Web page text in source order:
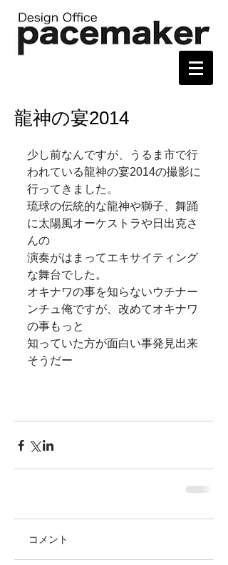
龍神の宴2014
少し前なんですが、うるま市で行
われている龍神の宴2014の撮影に
行ってきました。
琉球の伝統的な龍神や獅子、舞踊
に太陽風オーケストラや日出克さ
んの
演奏がはまってエキサイティング
な舞台でした。
オキナワの事を知らないウチナー
ンチュ俺ですが、改めてオキナワ
の事もっと
知っていた方が面白い事発見出来
そうだー
コメント